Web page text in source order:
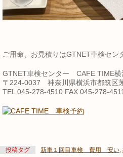
ご用命、お見積りはGTNET車検セ
GTNET車検センター CAFE TIME横
〒224-0037 神奈川県横浜市都筑区
TEL 045-278-4510 FAX 045-278-4511
投稿タグ 新車１回目車検 費用 安い,